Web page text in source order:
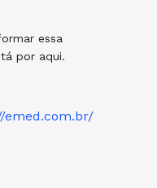
essa
por aqui.
emed.com.br/